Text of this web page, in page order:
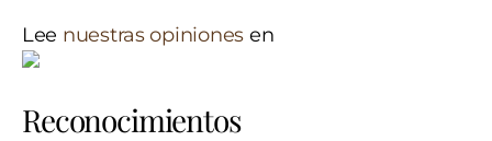
Lee nuestras opiniones en
Reconocimientos